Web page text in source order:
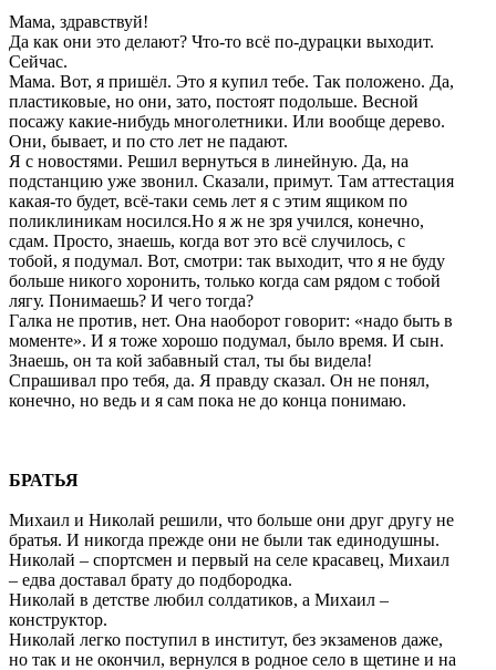
Мама, здравствуй!
Да как они это делают? Что-то всё по-дурацки выходит.
Сейчас.
Мама. Вот, я пришёл. Это я купил тебе. Так положено. Да,
пластиковые, но они, зато, постоят подольше. Весной
посажу какие-нибудь многолетники. Или вообще дерево.
Они, бывает, и по сто лет не падают.
Я с новостями. Решил вернуться в линейную. Да, на
подстанцию уже звонил. Сказали, примут. Там аттестация
какая-то будет, всё-таки семь лет я с этим ящиком по
поликлиникам носился.Но я ж не зря учился, конечно,
сдам. Просто, знаешь, когда вот это всё случилось, с
тобой, я подумал. Вот, смотри: так выходит, что я не буду
больше никого хоронить, только когда сам рядом с тобой
лягу. Понимаешь? И чего тогда?
Галка не против, нет. Она наоборот говорит: «надо быть в
моменте». И я тоже хорошо подумал, было время. И сын.
Знаешь, он та кой забавный стал, ты бы видела!
Спрашивал про тебя, да. Я правду сказал. Он не понял,
конечно, но ведь и я сам пока не до конца понимаю.
БРАТЬЯ
Михаил и Николай решили, что больше они друг другу не
братья. И никогда прежде они не были так единодушны.
Николай – спортсмен и первый на селе красавец, Михаил
– едва доставал брату до подбородка.
Николай в детстве любил солдатиков, а Михаил –
конструктор.
Николай легко поступил в институт, без экзаменов даже,
но так и не окончил, вернулся в родное село в щетине и на